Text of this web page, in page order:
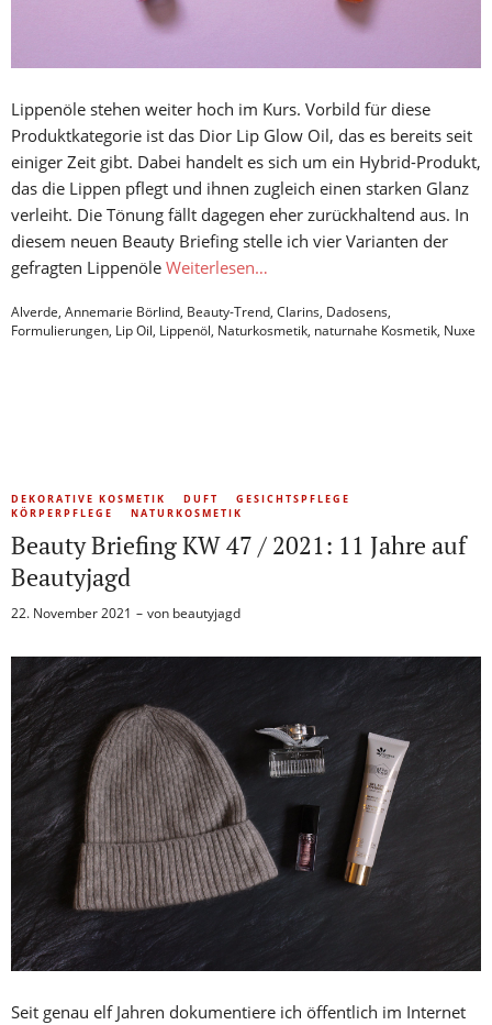
Lippenöle stehen weiter hoch im Kurs. Vorbild für diese
Produktkategorie ist das Dior Lip Glow Oil, das es bereits seit
einiger Zeit gibt. Dabei handelt es sich um ein Hybrid-Produkt,
das die Lippen pflegt und ihnen zugleich einen starken Glanz
verleiht. Die Tönung fällt dagegen eher zurückhaltend aus. In
diesem neuen Beauty Briefing stelle ich vier Varianten der
gefragten Lippenöle Weiterlesen…
Alverde, Annemarie Börlind, Beauty-Trend, Clarins, Dadosens,
Formulierungen, Lip Oil, Lippenöl, Naturkosmetik, naturnahe Kosmetik, Nuxe
DEKORATIVE KOSMETIK DUFT
GESICHTSPFLEGE
KÖRPERPFLEGE
NATURKOSMETIK
Beauty Briefing KW 47 / 2021: 11 Jahre auf
Beautyjagd
22. November 2021 von beautyjagd
Seit genau elf Jahren dokumentiere ich öffentlich im Internet